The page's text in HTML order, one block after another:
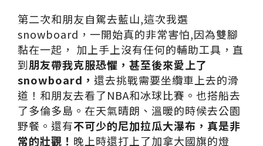
第二次和朋友自駕去藍山,這次我選
snowboard，一開始真的非常害怕,因為雙腳
黏在一起， 加上手上沒有任何的輔助工具，直
到朋友帶我克服恐懼，甚至後來愛上了
snowboard， 還去挑戰需要坐纜車上去的滑
道！和朋友去看了NBA和冰球比賽。也搭船去
了多倫多島。在天氣晴朗、溫暖的時候去公園
野餐。還有不可少的尼加拉瓜大瀑布，真是非
常的壯觀！ 晚上時還打上了加拿大國旗的燈